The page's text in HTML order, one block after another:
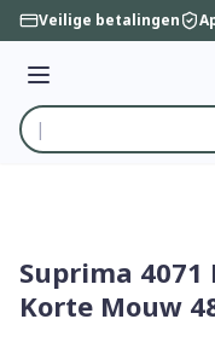
Ga naar de inhoud
Veilige betalingen
Menu
Product, merk,
Suprima
Korte Mouw